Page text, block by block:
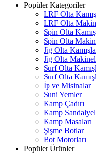
Popüler Kategoriler
LRF Olta
LRF Olta
Spin Olta
Spin Olta
Jig Olta
Jig Olta
Surf Olta
Surf Olta
İp ve Misinalar
Suni Yemler
Kamp Çadırı
Kamp
Kamp Masaları
Şişme Botlar
Bot Motorları
Popüler Ürünler